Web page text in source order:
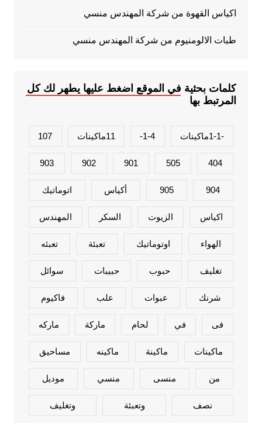
اكياس القهوة من شركة المهندس منسي
طبات الالومنيوم من شركة المهندس منسي
كلمات بحثية في الموقع اضغط عليها يطهر لك كل
المرتبط بها
-1-1ماكينات 1-4- 11ماكينات 107
404
505
901
902
903
904
905 أكياس اتوماتيك
اكياس الزيوت السكر المهندس
الهواء اوتوماتيك تعبئة تعبئه
تغليف حبوب حبيبات سوائل
شرنك عبوات علب فاكيوم
فى في لحام ماركة ماركه
ماكينات ماكينة ماكينه مساحيق
من منسى منسي موديل
نصف وتعبئة وتغليف